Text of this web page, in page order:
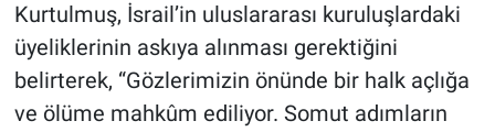
Kurtulmuş, İsrail’in uluslararası kuruluşlardaki
üyeliklerinin askıya alınması gerektiğini
belirterek, “Gözlerimizin önünde bir halk açlığa
ve ölüme mahkûm ediliyor. Somut adımların